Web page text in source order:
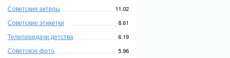
Советские актеры 11.02
Советские этикетки 8.61
Телепередачи детства 6.19
Советское фото 5.96